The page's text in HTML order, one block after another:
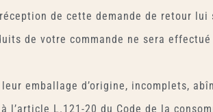
de cette demande de retour
de votre commande ne sera
emballage d’origine, incomplets,
l’article L.121-20 du Code de la